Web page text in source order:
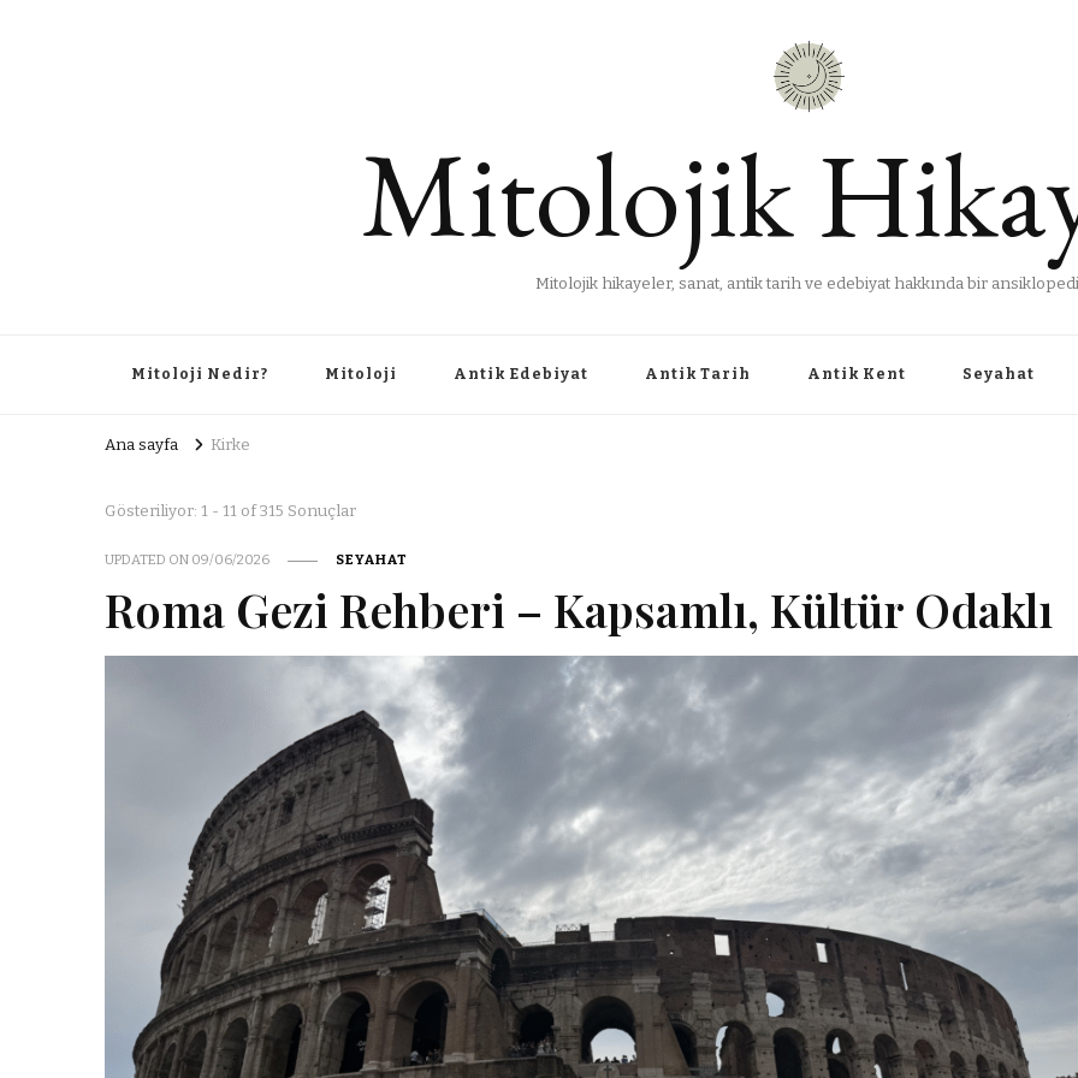
Mitolojik
Mitolojik hikayeler, sanat, antik tarih ve edebiyat hakkında bir
Mitoloji Nedir? Mitoloji Antik Edebiyat Antik Tarih Antik Kent Seyahat
Ana sayfa Kirke
Gösteriliyor: 1 - 11 of 315 Sonuçlar
UPDATED ON 09/06/2026 SEYAHAT
Roma Gezi Rehberi – Kapsamlı, Kültür Odaklı